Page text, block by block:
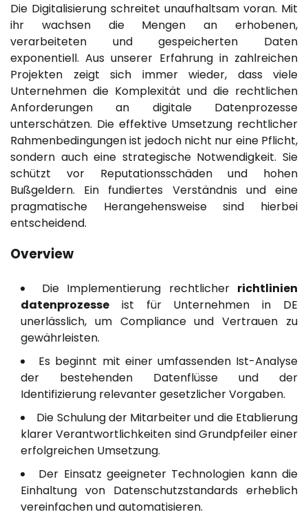
Die Digitalisierung schreitet unaufhaltsam voran. Mit
ihr wachsen die Mengen an erhobenen,
verarbeiteten und gespeicherten Daten
exponentiell. Aus unserer Erfahrung in zahlreichen
Projekten zeigt sich immer wieder, dass viele
Unternehmen die Komplexität und die rechtlichen
Anforderungen an digitale Datenprozesse
unterschätzen. Die effektive Umsetzung rechtlicher
Rahmenbedingungen ist jedoch nicht nur eine Pflicht,
sondern auch eine strategische Notwendigkeit. Sie
schützt vor Reputationsschäden und hohen
Bußgeldern. Ein fundiertes Verständnis und eine
pragmatische Herangehensweise sind hierbei
entscheidend.
Overview
Die Implementierung rechtlicher richtlinien
datenprozesse ist für Unternehmen in DE
unerlässlich, um Compliance und Vertrauen zu
gewährleisten.
Es beginnt mit einer umfassenden Ist-Analyse
der bestehenden Datenflüsse und der
Identifizierung relevanter gesetzlicher Vorgaben.
Die Schulung der Mitarbeiter und die Etablierung
klarer Verantwortlichkeiten sind Grundpfeiler einer
erfolgreichen Umsetzung.
Der Einsatz geeigneter Technologien kann die
Einhaltung von Datenschutzstandards erheblich
vereinfachen und automatisieren.